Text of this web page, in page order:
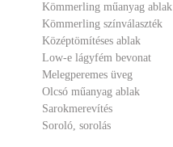
Kömmerling műanyag ablak
Kömmerling színválaszték
Középtömítéses ablak
Low-e lágyfém bevonat
Melegperemes üveg
Olcsó műanyag ablak
Sarokmerevítés
Soroló, sorolás